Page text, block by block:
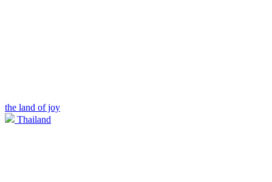
the land of joy
Thailand